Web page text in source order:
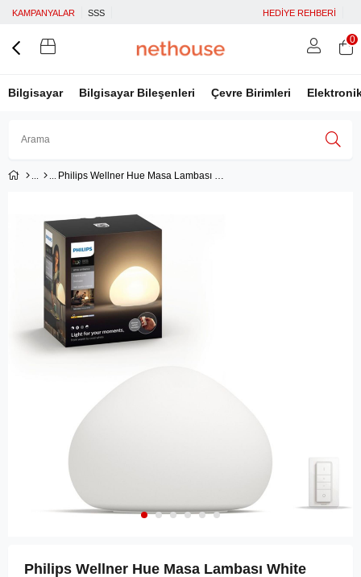
KAMPANYALAR SSS HEDİYE REHBERİ
Bilgisayar Bilgisayar Bileşenleri Çevre Birimleri
Üye Girişi
0
Philips Wellner Hue Masa Lambası White 915005401301
Philips Wellner Hue Masa Lambası White